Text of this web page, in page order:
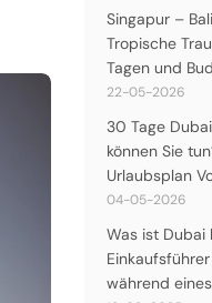
Singapur –
Tropische
Tagen und
22-05-2026
30 Tage
können Sie
Urlaubsplan
04-05-2026
Was ist Dubai
während